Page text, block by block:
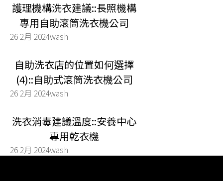
護理機構洗衣建議::長照機構
專用自助滾筒洗衣機公司
26 2月 2024wash
自助洗衣店的位置如何選擇
(4)::自助式滾筒洗衣機公司
26 2月 2024wash
洗衣消毒建議溫度::安養中心
專用乾衣機
26 2月 2024wash